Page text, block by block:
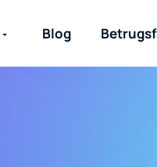
Blog